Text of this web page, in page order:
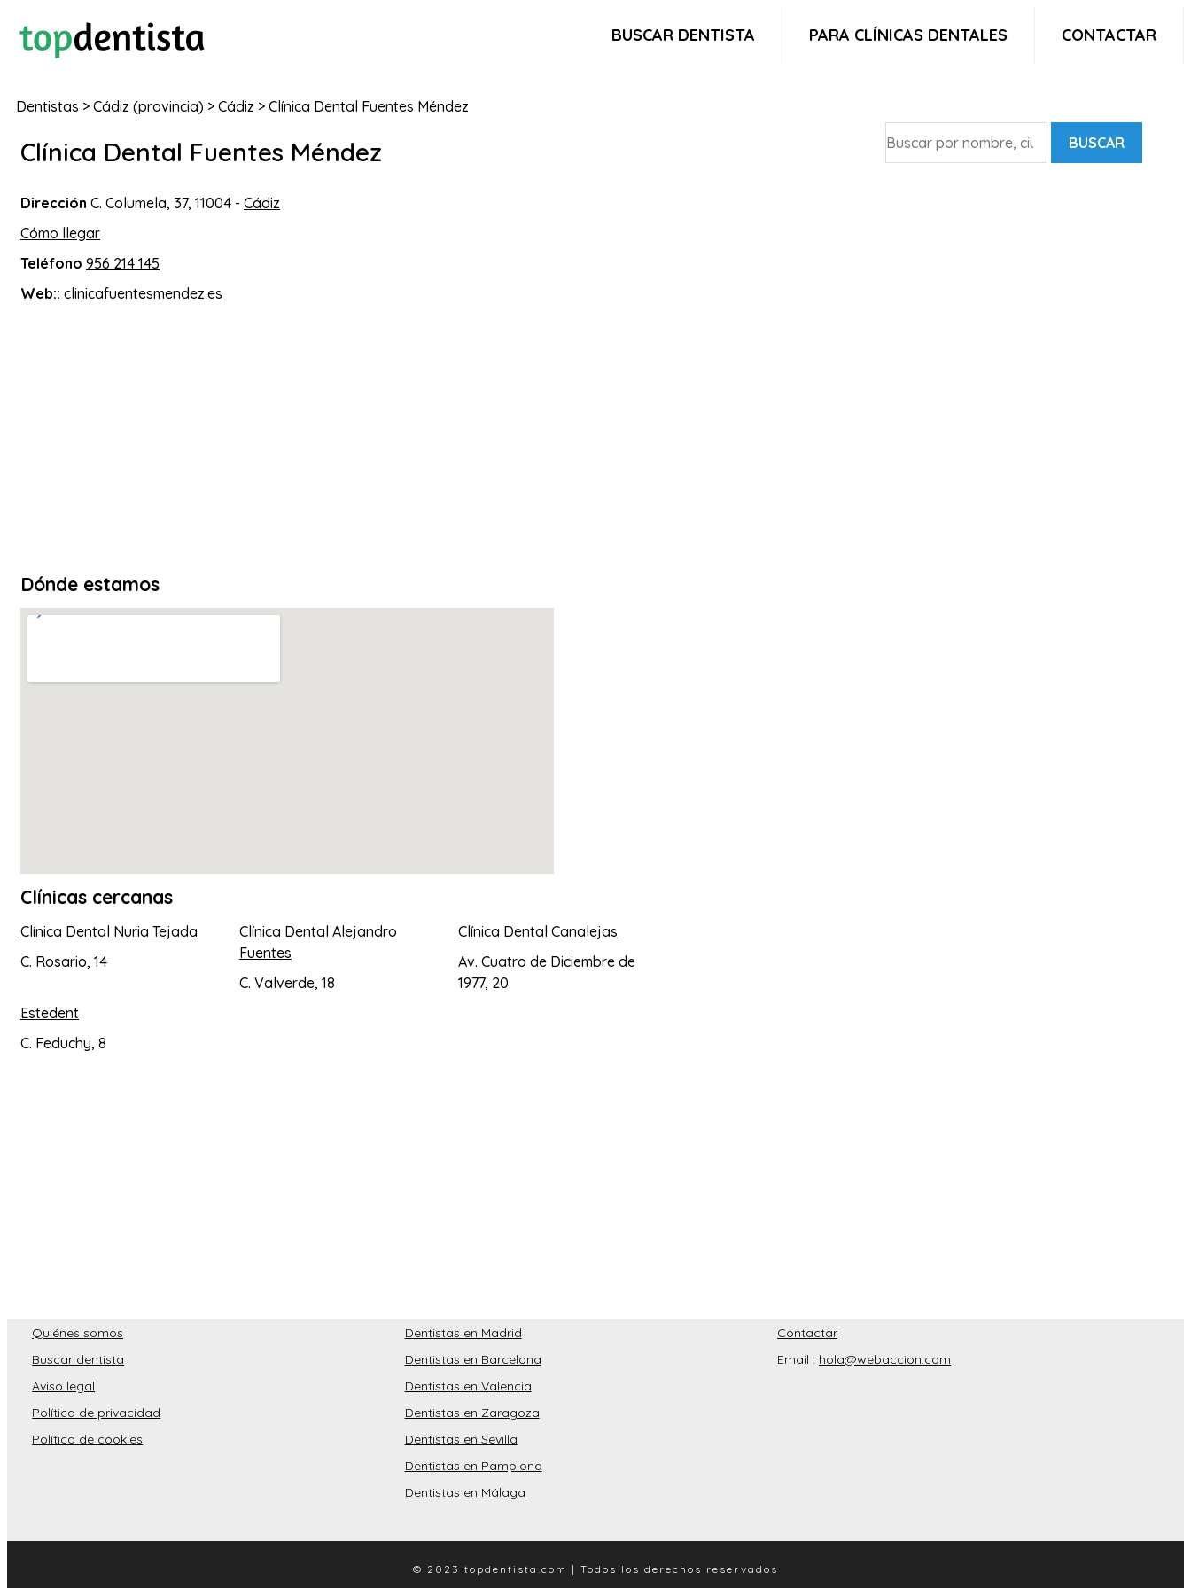
BUSCAR DENTISTA PARA CLÍNICAS DENTALES CONTACTAR
Dentistas > Cádiz (provincia) > Cádiz > Clínica Dental Fuentes Méndez
Clínica Dental Fuentes Méndez
Dirección C. Columela, 37, 11004 - Cádiz
Cómo llegar
Teléfono 956 214 145
Web:: clinicafuentesmendez.es
Dónde estamos
Clínicas cercanas
Clínica Dental Nuria Tejada
C. Rosario, 14
Clínica Dental Alejandro
Fuentes
C. Valverde, 18
Clínica Dental Canalejas
Av. Cuatro de Diciembre de
1977, 20
Estedent
C. Feduchy, 8
BUSCAR
Quiénes somos
Buscar dentista
Aviso legal
Política de privacidad
Política de cookies
Dentistas en Madrid
Dentistas en Barcelona
Dentistas en Valencia
Dentistas en Zaragoza
Dentistas en Sevilla
Dentistas en Pamplona
Dentistas en Málaga
Contactar
Email : hola@webaccion.com
© 2023 topdentista.com | Todos los derechos reservados